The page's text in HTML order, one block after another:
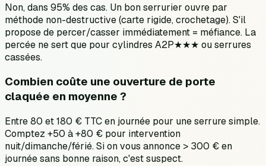
Non, dans 95% des cas. Un bon serrurier ouvre par
méthode non-destructive (carte rigide, crochetage). S'il
propose de percer/casser immédiatement = méfiance. La
percée ne sert que pour cylindres A2P★★★ ou serrures
cassées.
Combien coûte une ouverture de porte
claquée en moyenne ?
Entre 80 et 180 € TTC en journée pour une serrure simple.
Comptez +50 à +80 € pour intervention
nuit/dimanche/férié. Si on vous annonce > 300 € en
journée sans bonne raison, c'est suspect.